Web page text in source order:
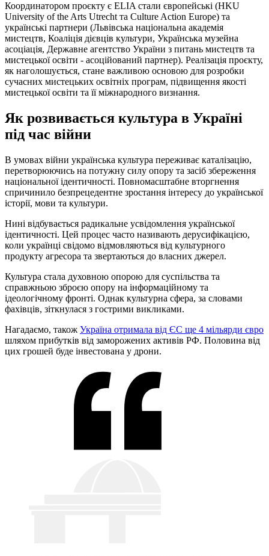
Координатором проєкту є ELIA стали європейські (HKU
University of the Arts Utrecht та Culture Action Europe) та
українські партнери (Львівська національна академія
мистецтв, Коаліція дієвців культури, Українська музейна
асоціація, Державне агентство України з питань мистецтв та
мистецької освіти - асоційований партнер). Реалізація проєкту,
як наголошується, стане важливою основою для розробки
сучасних мистецьких освітніх програм, підвищення якості
мистецької освіти та її міжнародного визнання.
Як розвивається культура в Україні
під час війни
В умовах війни українська культура переживає каталізацію,
перетворюючись на потужну силу опору та засіб збереження
національної ідентичності. Повномасштабне вторгнення
спричинило безпрецедентне зростання інтересу до української
історії, мови та культури.
Нині відбувається радикальне усвідомлення української
ідентичності. Цей процес часто називають дерусифікацією,
коли українці свідомо відмовляються від культурного
продукту агресора та звертаються до власних джерел.
Культура стала духовною опорою для суспільства та
справжньою зброєю опору на інформаційному та
ідеологічному фронті. Однак культурна сфера, за словами
фахівців, зіткнулася з гострими викликами.
Нагадаємо, також Україна отримала від ЄС ще 4 мільярди євро
шляхом прибутків від заморожених активів РФ. Половина від
цих грошей буде інвестована у дрони.